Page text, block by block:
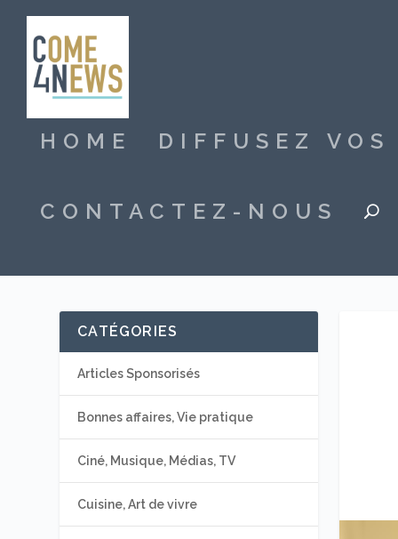
HOME DIFFUSEZ VOS
CONTACTEZ-NOUS
CATÉGORIES
Articles Sponsorisés
Bonnes affaires, Vie pratique
Ciné, Musique, Médias, TV
Cuisine, Art de vivre